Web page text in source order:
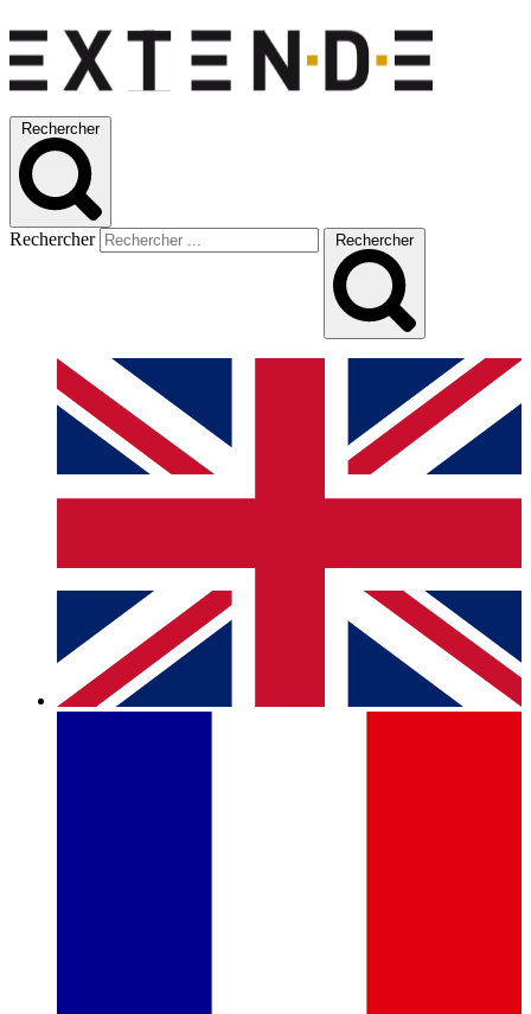
Rechercher
Rechercher Rechercher